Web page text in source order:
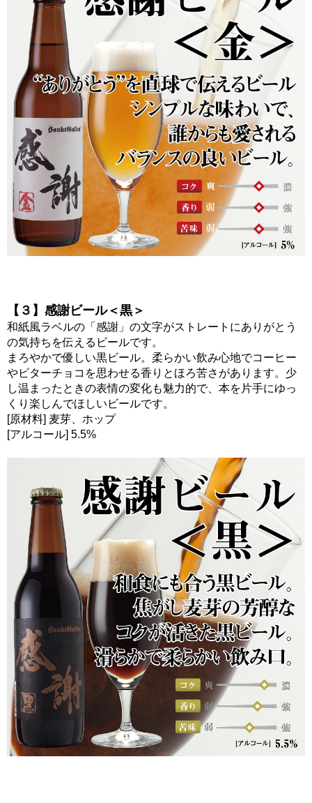
【３】感謝ビール＜黒＞
和紙風ラベルの「感謝」の文字がストレートにありがとう
の気持ちを伝えるビールです。
まろやかで優しい黒ビール。柔らかい飲み心地でコーヒー
やビターチョコを思わせる香りとほろ苦さがあります。少
し温まったときの表情の変化も魅力的で、本を片手にゆっ
くり楽しんでほしいビールです。
[原材料] 麦芽、ホップ
[アルコール] 5.5%